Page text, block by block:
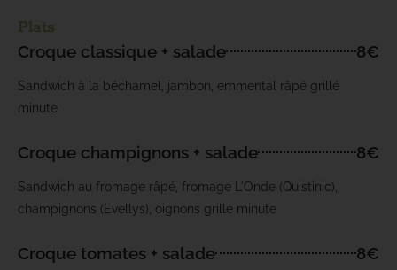
Plats
Croque classique + salade
8€
Sandwich à la béchamel, jambon, emmental râpé grillé
minute
Croque champignons + salade 8€
Sandwich au fromage râpé, fromage L'Onde (Quistinic),
champignons (Evellys), oignons grillé minute
Croque tomates + salade 8€